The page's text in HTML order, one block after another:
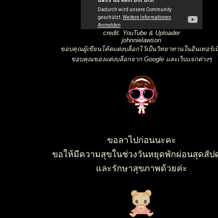
credit: YouTube & Uploader
johnnielawson
ขอบคุณผู้เขียนโค้ดแต่งบล็อกไว้เป็นวิทยาทานในอินเทอร์เ
ขอบคุณของแต่งบล็อกจาก Google และเว็บแจกต่างๆ
ขอลาไปก่อนนะคะ
ขอให้มีความสุขในช่วงวันหยุดพักผ่อนสุดสัป
ละรักษาสุขภาพด้วยค่ะ